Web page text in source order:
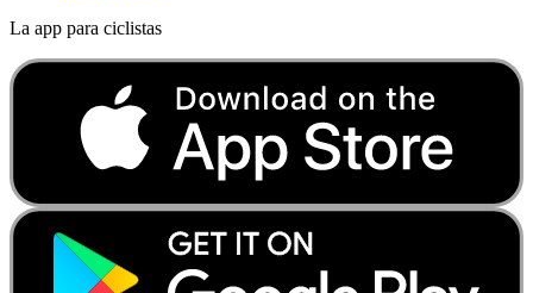
La app para ciclistas